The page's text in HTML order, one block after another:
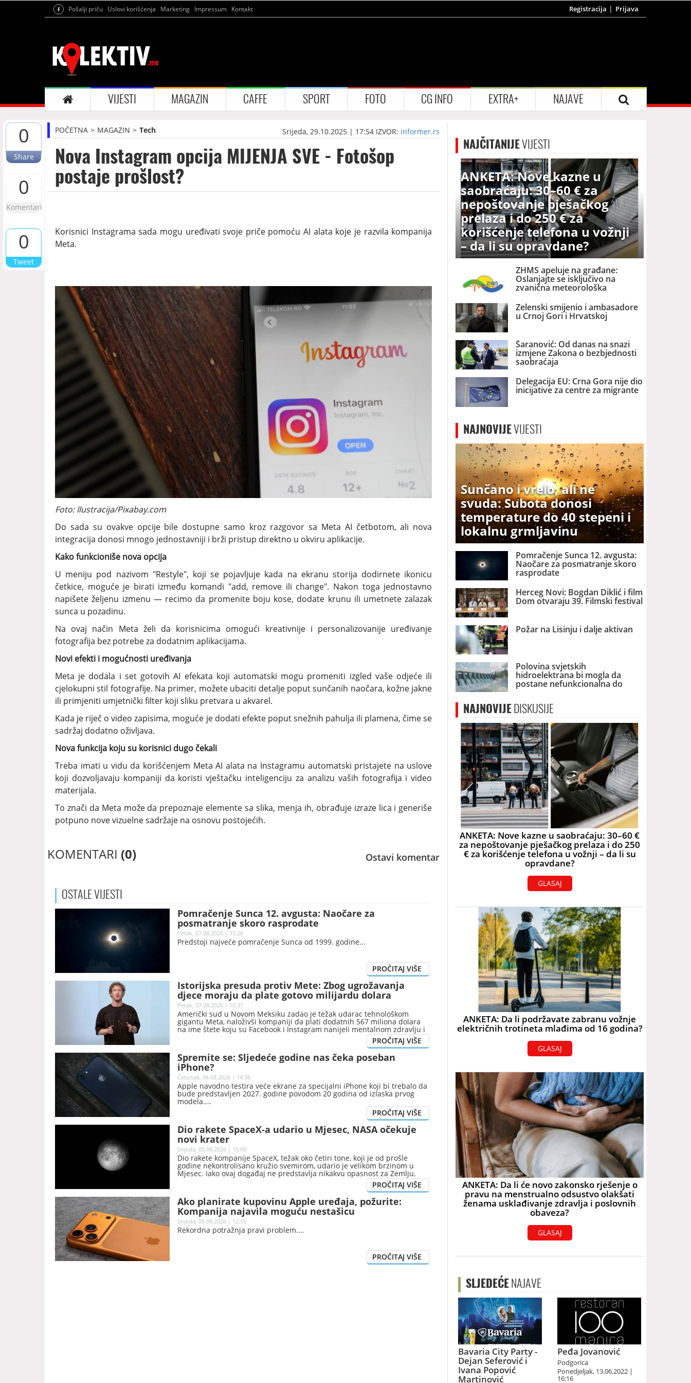
Pošalji priču Uslovi korišćenja Marketing Impressum Kontakt Registracija Prijava
VIJESTI MAGAZIN CAFFE SPORT FOTO CG INFO EXTRA+ NAJAVE
0
Share
0
Komentari
0
Tweet
POČETNA MAGAZIN Tech Srijeda, 29.10.2025 | 17:54 IZVOR: informer.rs
Nova Instagram opcija MIJENJA SVE - Fotošop
postaje prošlost?
Korisnici Instagrama sada mogu uređivati svoje priče pomoću AI alata koje je razvila kompanija
Meta.
Foto: Ilustracija/Pixabay.com
Do sada su ovakve opcije bile dostupne samo kroz razgovor sa Meta AI četbotom, ali nova
integracija donosi mnogo jednostavniji i brži pristup direktno u okviru aplikacije.
Kako funkcioniše nova opcija
U meniju pod nazivom "Restyle", koji se pojavljuje kada na ekranu storija dodirnete ikonicu
četkice, moguće je birati između komandi "add, remove ili change". Nakon toga jednostavno
napišete željenu izmenu — recimo da promenite boju kose, dodate krunu ili umetnete zalazak
sunca u pozadinu.
Na ovaj način Meta želi da korisnicima omogući kreativnije i personalizovanije uređivanje
fotografija bez potrebe za dodatnim aplikacijama.
Novi efekti i mogućnosti uređivanja
Meta je dodala i set gotovih AI efekata koji automatski mogu promeniti izgled vaše odjeće ili
cjelokupni stil fotografije. Na primer, možete ubaciti detalje poput sunčanih naočara, kožne jakne
ili primjeniti umjetnički filter koji sliku pretvara u akvarel.
Kada je riječ o video zapisima, moguće je dodati efekte poput snežnih pahulja ili plamena, čime se
sadržaj dodatno oživljava.
Nova funkcija koju su korisnici dugo čekali
Treba imati u vidu da korišćenjem Meta AI alata na Instagramu automatski pristajete na uslove
koji dozvoljavaju kompaniji da koristi vještačku inteligenciju za analizu vaših fotografija i video
materijala.
To znači da Meta može da prepoznaje elemente sa slika, menja ih, obrađuje izraze lica i generiše
potpuno nove vizuelne sadržaje na osnovu postojećih.
KOMENTARI (0) Ostavi komentar
OSTALEVIJESTI
Pomračenje Sunca 12. avgusta: Naočare za
posmatranje skoro rasprodate
Petak, 07.08.2026 | 15:26
Predstoji najveće pomračenje Sunca od 1999. godine
Istorijska presuda protiv Mete: Zbog ugrožavanja
djece moraju da plate gotovo milijardu dolara
Petak, 07.08.2026 | 10:31
Američki sud u Novom Meksiku zadao je težak udarac tehnološkom
gigantu Meta, naloživši kompaniji da plati dodatnih 567 miliona dolara
na ime štete koju su Facebook i Instagram nanijeli mentalnom zdravlju i
Spremite se: Sljedeće godine nas čeka poseban
iPhone?
Četvrtak, 06.08.2026 | 14:36
Apple navodno testira veće ekrane za specijalni iPhone koji bi trebalo da
bude predstavljen 2027. godine povodom 20 godina od izlaska prvog
modela.
Dio rakete SpaceX-a udario u Mjesec, NASA očekuje
novi krater
Srijeda, 05.08.2026 | 15:00
Dio rakete kompanije SpaceX, težak oko četiri tone, koji je od prošle
godine nekontrolisano kružio svemirom, udario je velikom brzinom u
Mjesec. Iako ovaj događaj ne predstavlja nikakvu opasnost za Zemlju,
naučnici očekuju da je na površini Zemljinog prirodnog satelita nastao
Ako planirate kupovinu Apple uređaja, požurite:
Kompanija najavila moguću nestašicu
Srijeda, 05.08.2026 | 12:10
Rekordna potražnja pravi problem.
NAJČITANIJEVIJESTI
ANKETA: Nove kazne u
saobraćaju: 30–60 € za
nepoštovanje pješačkog
prelaza i do 250 € za
korišćenje telefona u vožnji
– da li su opravdane?
ZHMS apeluje na građane:
Oslanjajte se isključivo na
zvanična meteorološka
Zelenski smijenio i ambasadore
u Crnoj Gori i Hrvatskoj
Šaranović: Od danas na snazi
izmjene Zakona o bezbjednosti
saobraćaja
Delegacija EU: Crna Gora nije dio
inicijative za centre za migrante
NAJNOVIJEVIJESTI
Sunčano i vrelo, ali ne
svuda: Subota donosi
temperature do 40 stepeni i
lokalnu grmljavinu
Pomračenje Sunca 12. avgusta:
Naočare za posmatranje skoro
rasprodate
Herceg Novi: Bogdan Diklić i film
Dom otvaraju 39. Filmski festival
Požar na Lisinju i dalje aktivan
Polovina svjetskih
hidroelektrana bi mogla da
postane nefunkcionalna do
2060. godine
NAJNOVIJEDISKUSIJE
ANKETA: Nove kazne u saobraćaju: 30–60 €
za nepoštovanje pješačkog prelaza i do 250
€ za korišćenje telefona u vožnji – da li su
opravdane?
GLASAJ
ANKETA: Da li podržavate zabranu vožnje
električnih trotineta mlađima od 16 godina?
GLASAJ
ANKETA: Da li će novo zakonsko rješenje o
pravu na menstrualno odsustvo olakšati
ženama usklađivanje zdravlja i poslovnih
obaveza?
GLASAJ
SLJEDEĆENAJAVE
Bavaria City Party -
Dejan Seferović i
Ivana Popović
Martinović
Peđa Jovanović
Podgorica
Ponedjeljak, 13.06.2022 |
16:16